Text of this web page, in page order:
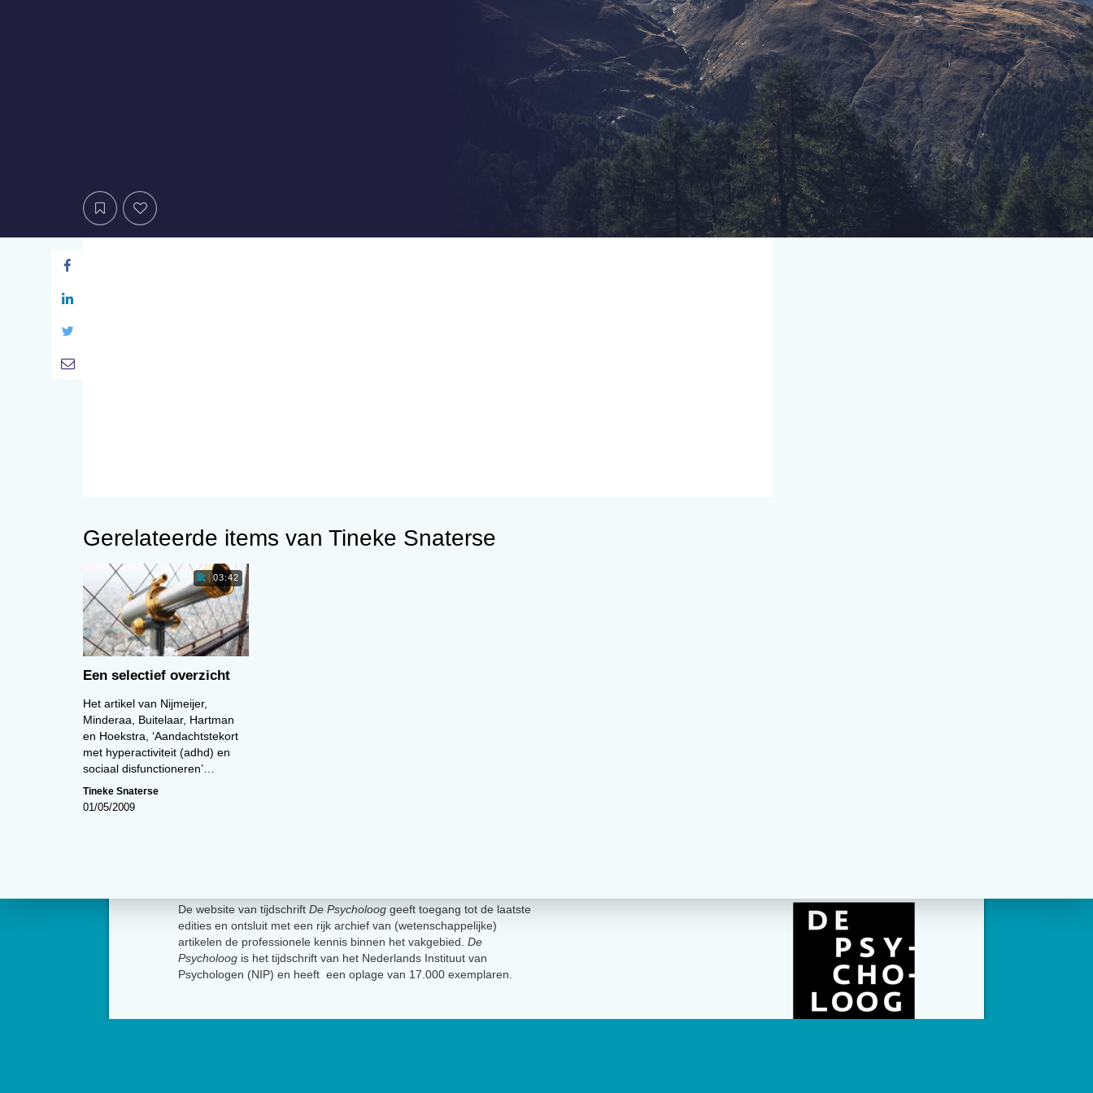
Gerelateerde items van Tineke Snaterse
03:42
Een selectief overzicht
Het artikel van Nijmeijer,
Minderaa, Buitelaar, Hartman
en Hoekstra, ‘Aandachtstekort
met hyperactiviteit (adhd) en
sociaal disfunctioneren’…
Tineke Snaterse
01/05/2009
De website van tijdschrift De Psycholoog geeft toegang tot de laatste
edities en ontsluit met een rijk archief van (wetenschappelijke)
artikelen de professionele kennis binnen het vakgebied. De
Psycholoog is het tijdschrift van het Nederlands Instituut van
Psychologen (NIP) en heeft een oplage van 17.000 exemplaren.